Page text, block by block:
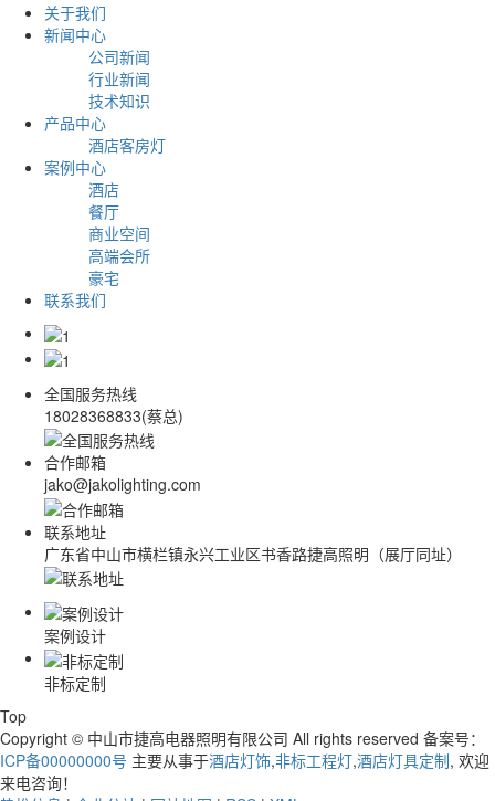
关于我们
新闻中心
公司新闻
行业新闻
技术知识
产品中心
酒店客房灯
案例中心
酒店
餐厅
商业空间
高端会所
豪宅
联系我们
全国服务热线
18028368833(蔡总)
合作邮箱
jako@jakolighting.com
联系地址
广东省中山市横栏镇永兴工业区书香路捷高照明（展厅同址）
案例设计
非标定制
Top
Copyright © 中山市捷高电器照明有限公司 All rights reserved 备案号：
ICP备00000000号 主要从事于酒店灯饰,非标工程灯,酒店灯具定制, 欢迎
来电咨询！